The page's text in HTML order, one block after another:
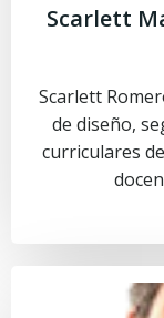
Scarlett
Scarlett
de diseño,
curriculares